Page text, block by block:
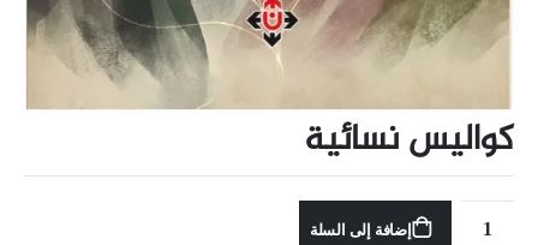
كواليس نسائية
إضافة إلى السلة